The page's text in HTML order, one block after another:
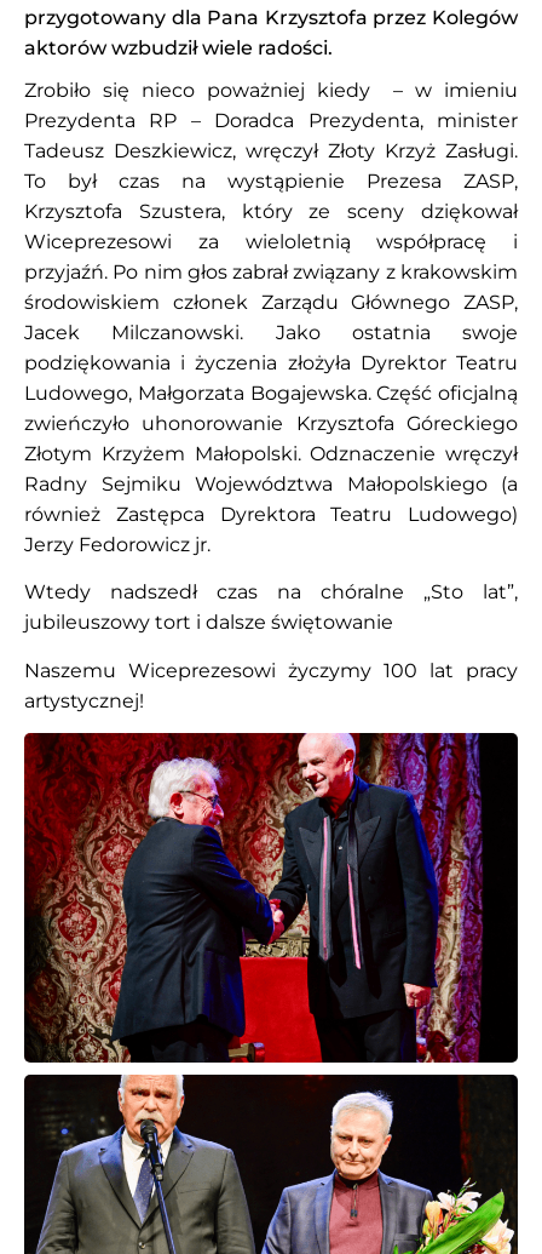
przygotowany dla Pana Krzysztofa przez Kolegów
aktorów wzbudził wiele radości.
Zrobiło się nieco poważniej kiedy – w imieniu
Prezydenta RP – Doradca Prezydenta, minister
Tadeusz Deszkiewicz, wręczył Złoty Krzyż Zasługi.
To był czas na wystąpienie Prezesa ZASP,
Krzysztofa Szustera, który ze sceny dziękował
Wiceprezesowi za wieloletnią współpracę i
przyjaźń. Po nim głos zabrał związany z krakowskim
środowiskiem członek Zarządu Głównego ZASP,
Jacek Milczanowski. Jako ostatnia swoje
podziękowania i życzenia złożyła Dyrektor Teatru
Ludowego, Małgorzata Bogajewska. Część oficjalną
zwieńczyło uhonorowanie Krzysztofa Góreckiego
Złotym Krzyżem Małopolski. Odznaczenie wręczył
Radny Sejmiku Województwa Małopolskiego (a
również Zastępca Dyrektora Teatru Ludowego)
Jerzy Fedorowicz jr.
Wtedy nadszedł czas na chóralne „Sto lat”,
jubileuszowy tort i dalsze świętowanie
Naszemu Wiceprezesowi życzymy 100 lat pracy
artystycznej!